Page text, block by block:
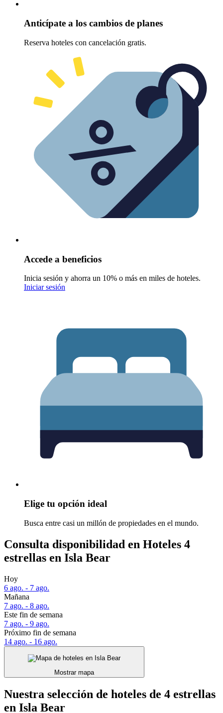
Anticípate a los cambios de planes
Reserva hoteles con cancelación gratis.
Accede a beneficios
Inicia sesión y ahorra un 10% o más en miles de hoteles.
Iniciar sesión
Elige tu opción ideal
Busca entre casi un millón de propiedades en el mundo.
Consulta disponibilidad en Hoteles 4
estrellas en Isla Bear
Hoy
6 ago. - 7 ago.
Mañana
7 ago. - 8 ago.
Este fin de semana
7 ago. - 9 ago.
Próximo fin de semana
14 ago. - 16 ago.
Mostrar mapa
Nuestra selección de hoteles de 4 estrellas
en Isla Bear